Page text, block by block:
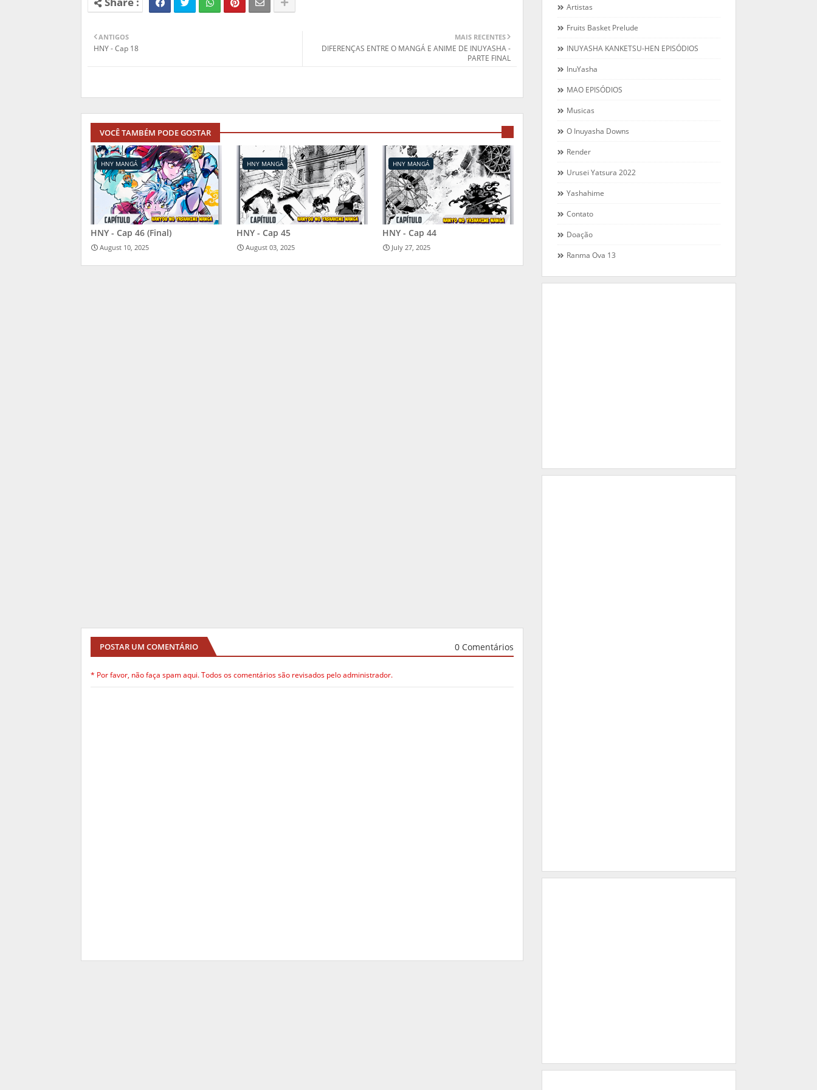
MAIS RECENTES
DIFERENÇAS ENTRE O MANGÁ E ANIME DE INUYASHA -
PARTE FINAL
ANTIGOS
HNY - Cap 18
VOCÊ TAMBÉM PODE GOSTAR
HNY MANGÁ
HNY - Cap 46 (Final)
August 10, 2025
HNY MANGÁ
HNY - Cap 45
August 03, 2025
HNY MANGÁ
HNY - Cap 44
July 27, 2025
POSTAR UM COMENTÁRIO 0 Comentários
* Por favor, não faça spam aqui. Todos os comentários são revisados pelo administrador.
Artistas
Fruits Basket Prelude
INUYASHA KANKETSU-HEN EPISÓDIOS
InuYasha
MAO EPISÓDIOS
Musicas
O Inuyasha Downs
Render
Urusei Yatsura 2022
Yashahime
Contato
Doação
Ranma Ova 13